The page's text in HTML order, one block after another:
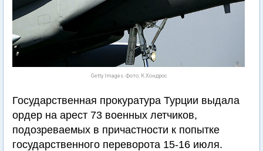
Getty Images. Фото: К.Хондрос
Государственная прокуратура Турции выдала
ордер на арест 73 военных летчиков,
подозреваемых в причастности к попытке
государственного переворота 15-16 июля.